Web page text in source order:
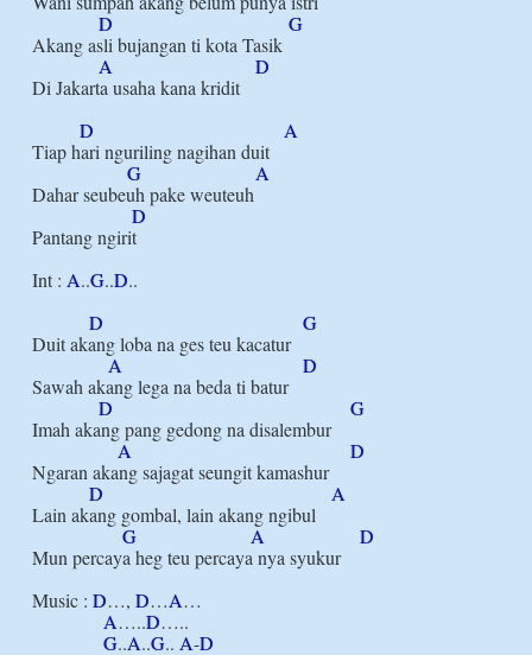
D
G
Akang asli bujangan ti kota Tasik
A
D
Di Jakarta usaha kana kridit
D
A
Tiap hari nguriling nagihan duit
G
A
Dahar seubeuh pake weuteuh
D
Pantang ngirit
Int : A..G..D..
D
G
Duit akang loba na ges teu kacatur
A
D
Sawah akang lega na beda ti batur
D
G
Imah akang pang gedong na disalembur
A
D
Ngaran akang sajagat seungit kamashur
D
A
Lain akang gombal, lain akang ngibul
G
A
D
Mun percaya heg teu percaya nya syukur
Music : D…, D…A…
A…..D…..
G..A..G.. A-D